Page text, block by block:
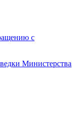
с
Министерства